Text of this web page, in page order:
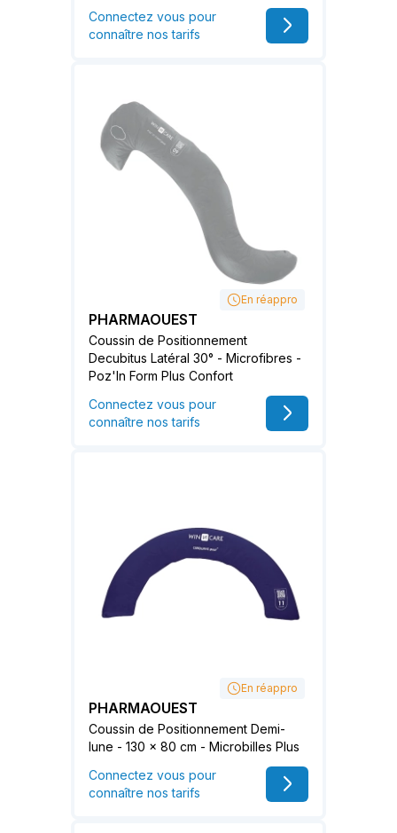
Connectez vous pour
connaître nos tarifs
En réappro
PHARMAOUEST
Coussin de Positionnement
Decubitus Latéral 30° - Microfibres -
Poz'In Form Plus Confort
Connectez vous pour
connaître nos tarifs
En réappro
PHARMAOUEST
Coussin de Positionnement Demi-
lune - 130 x 80 cm - Microbilles Plus
Connectez vous pour
connaître nos tarifs